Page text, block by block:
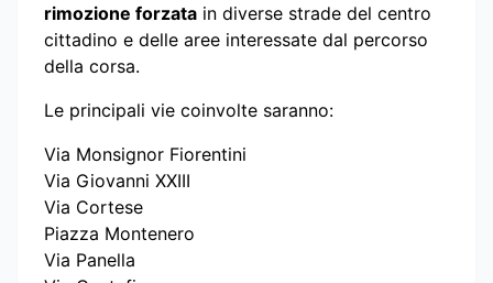
rimozione forzata in diverse strade del centro
cittadino e delle aree interessate dal percorso
della corsa.
Le principali vie coinvolte saranno:
Via Monsignor Fiorentini
Via Giovanni XXIII
Via Cortese
Piazza Montenero
Via Panella